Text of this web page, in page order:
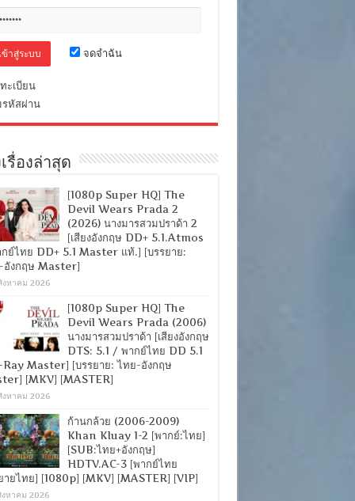
จดจำฉัน
ะเบียน
หัสผ่าน
รื่องล่าสุด
[1080p Super HQ] The
Devil Wears Prada 2
(2026) นางมารสวมปราด้า 2
[เสียงอังกฤษ DD+ 5.1.Atmos
ย์ไทย DD+ 5.1 Master แท้.] [บรรยาย:
อังกฤษ Master]
งหาคม 2026
[1080p Super HQ] The
Devil Wears Prada (2006)
นางมารสวมปราด้า [เสียงอังกฤษ
DTS: 5.1 / พากย์ไทย DD 5.1
Master] [บรรยาย: ไทย-อังกฤษ
[MKV] [MASTER]
งหาคม 2026
ก้านกล้วย (2006-2009)
Khan Kluay 1-2 [พากย์:ไทย]
[SUB:ไทย+อังกฤษ]
HDTV.AC-3 [พากย์ไทย
ายไทย] [1080p] [MKV] [MASTER] [VIP]
งหาคม 2026